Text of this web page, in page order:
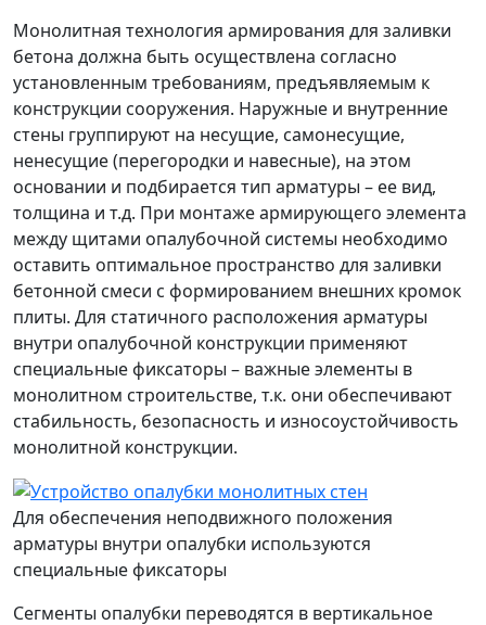
Монолитная технология армирования для заливки
бетона должна быть осуществлена согласно
установленным требованиям, предъявляемым к
конструкции сооружения. Наружные и внутренние
стены группируют на несущие, самонесущие,
ненесущие (перегородки и навесные), на этом
основании и подбирается тип арматуры – ее вид,
толщина и т.д. При монтаже армирующего элемента
между щитами опалубочной системы необходимо
оставить оптимальное пространство для заливки
бетонной смеси с формированием внешних кромок
плиты. Для статичного расположения арматуры
внутри опалубочной конструкции применяют
специальные фиксаторы – важные элементы в
монолитном строительстве, т.к. они обеспечивают
стабильность, безопасность и износоустойчивость
монолитной конструкции.
Для обеспечения неподвижного положения
арматуры внутри опалубки используются
специальные фиксаторы
Сегменты опалубки переводятся в вертикальное